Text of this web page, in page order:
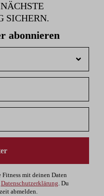
SICHERN.
abonnieren
mit deinen Daten
Datenschutzerklärung. Du
abmelden.